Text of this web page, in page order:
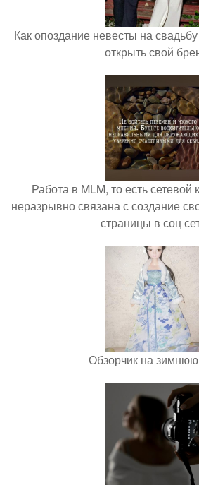
Как опоздание невесты на
открыть свой
Работа в MLM, то есть сетевой
неразрывно связана с создание
страницы в соц
Обзорчик на зимнюю